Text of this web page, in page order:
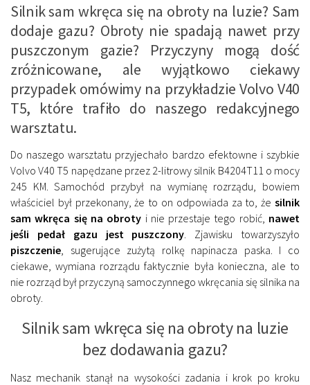
Silnik sam wkręca się na obroty na luzie? Sam
dodaje gazu? Obroty nie spadają nawet przy
puszczonym gazie? Przyczyny mogą dość
zróżnicowane, ale wyjątkowo ciekawy
przypadek omówimy na przykładzie Volvo V40
T5, które trafiło do naszego redakcyjnego
warsztatu.
Do naszego warsztatu przyjechało bardzo efektowne i szybkie
Volvo V40 T5 napędzane przez 2-litrowy silnik B4204T11 o mocy
245 KM. Samochód przybył na wymianę rozrządu, bowiem
właściciel był przekonany, że to on odpowiada za to, że silnik
sam wkręca się na obroty i nie przestaje tego robić, nawet
jeśli pedał gazu jest puszczony . Zjawisku towarzyszyło
piszczenie , sugerujące zużytą rolkę napinacza paska. I co
ciekawe, wymiana rozrządu faktycznie była konieczna, ale to
nie rozrząd był przyczyną samoczynnego wkręcania się silnika na
obroty.
Silnik sam wkręca się na obroty na luzie
bez dodawania gazu?
Nasz mechanik stanął na wysokości zadania i krok po kroku